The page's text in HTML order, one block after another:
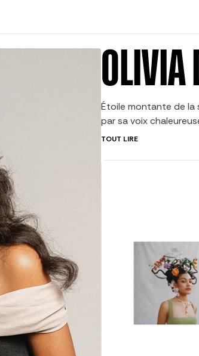
OLIVIA
Étoile montante de la
par sa voix
Originaire de
de sa génération
émotions du
délicates et leur
en récits universels.
par sa sensibilité
subtil entre douceur,
Son premier album,
identité musicale.
TOUT LIRE